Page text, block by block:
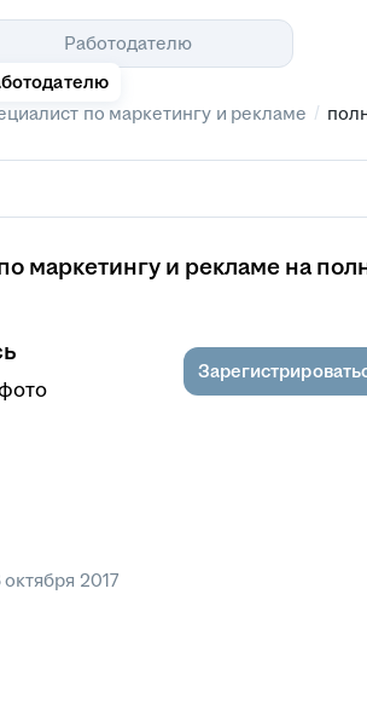
Работодателю
по маркетингу и рекламе /
маркетингу и рекламе на
октября 2017